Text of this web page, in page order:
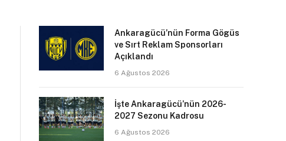
Ankaragücü’nün Forma Gögüs
ve Sırt Reklam Sponsorları
Açıklandı
6 Ağustos 2026
İşte Ankaragücü’nün 2026-
2027 Sezonu Kadrosu
6 Ağustos 2026